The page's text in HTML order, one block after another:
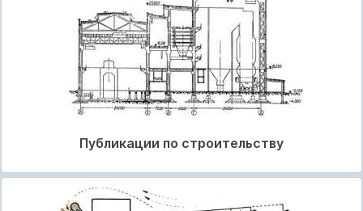
Публикации по строительству